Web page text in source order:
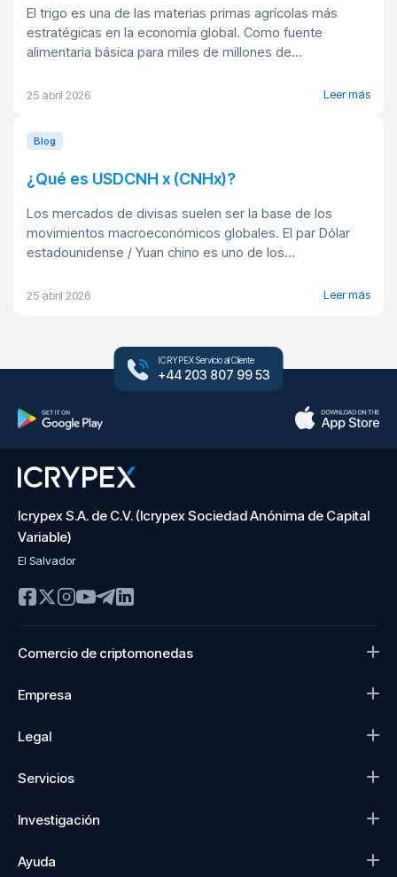
El trigo es una de las materias primas agrícolas más
estratégicas en la economía global. Como fuente
alimentaria básica para miles de millones de...
25 abril 2026 Leer más
Blog
¿Qué es USDCNH x (CNHx)?
Los mercados de divisas suelen ser la base de los
movimientos macroeconómicos globales. El par Dólar
estadounidense / Yuan chino es uno de los...
25 abril 2026 Leer más
ICRYPEX Servicio al Cliente
+44 203 807 99 53
Icrypex S.A. de C.V. (Icrypex Sociedad Anónima de Capital
Variable)
El Salvador
Comercio de criptomonedas
Empresa
Legal
Servicios
Investigación
Ayuda